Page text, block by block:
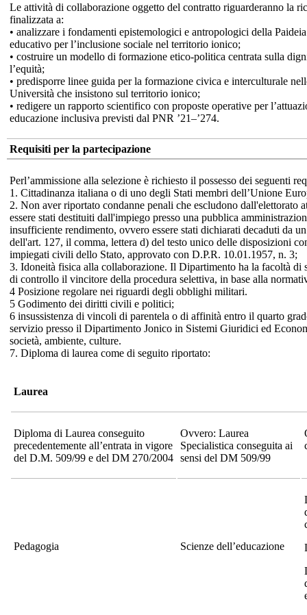
Le attività di collaborazione oggetto del contratto riguarderanno la
finalizzata a:
• analizzare i fondamenti epistemologici e antropologici della
educativo per l’inclusione sociale nel territorio ionico;
• costruire un modello di formazione etico-politica centrata sulla
l’equità;
• predisporre linee guida per la formazione civica e interculturale
Università che insistono sul territorio ionico;
• redigere un rapporto scientifico con proposte operative per
educazione inclusiva previsti dal PNR ’21–’274.
Requisiti per la partecipazione
Perl’ammissione alla selezione è richiesto il possesso dei seguenti
1. Cittadinanza italiana o di uno degli Stati membri dell’Unione
2. Non aver riportato condanne penali che escludono dall'elettorato
essere stati destituiti dall'impiego presso una pubblica
insufficiente rendimento, ovvero essere stati dichiarati decaduti da
dell'art. 127, il comma, lettera d) del testo unico delle disposizioni
impiegati civili dello Stato, approvato con D.P.R. 10.01.1957, n. 3;
3. Idoneità fisica alla collaborazione. Il Dipartimento ha la facoltà di
di controllo il vincitore della procedura selettiva, in base alla
4 Posizione regolare nei riguardi degli obblighi militari.
5 Godimento dei diritti civili e politici;
6 insussistenza di vincoli di parentela o di affinità entro il quarto
servizio presso il Dipartimento Jonico in Sistemi Giuridici ed
società, ambiente, culture.
7. Diploma di laurea come di seguito riportato:
Laurea
Diploma di Laurea conseguito
precedentemente all’entrata in vigore
del D.M. 509/99 e del DM 270/2004
Ovvero: Laurea
Specialistica conseguita ai
sensi del DM 509/99
Pedagogia Scienze dell’educazione